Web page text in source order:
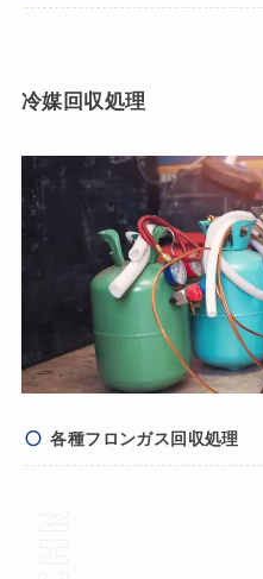
冷媒回収処理
各種フロンガス回収処理